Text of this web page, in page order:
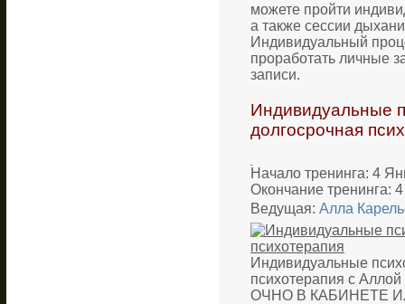
можете пройти
а также сессии
Индивидуальный
проработать личные
записи.
Индивидуальные
долгосрочная
Начало тренинга: 4
Окончание тренинга:
Ведущая: Алла
Индивидуальные
психотерапия c
ОЧНО В КАБИНЕТЕ